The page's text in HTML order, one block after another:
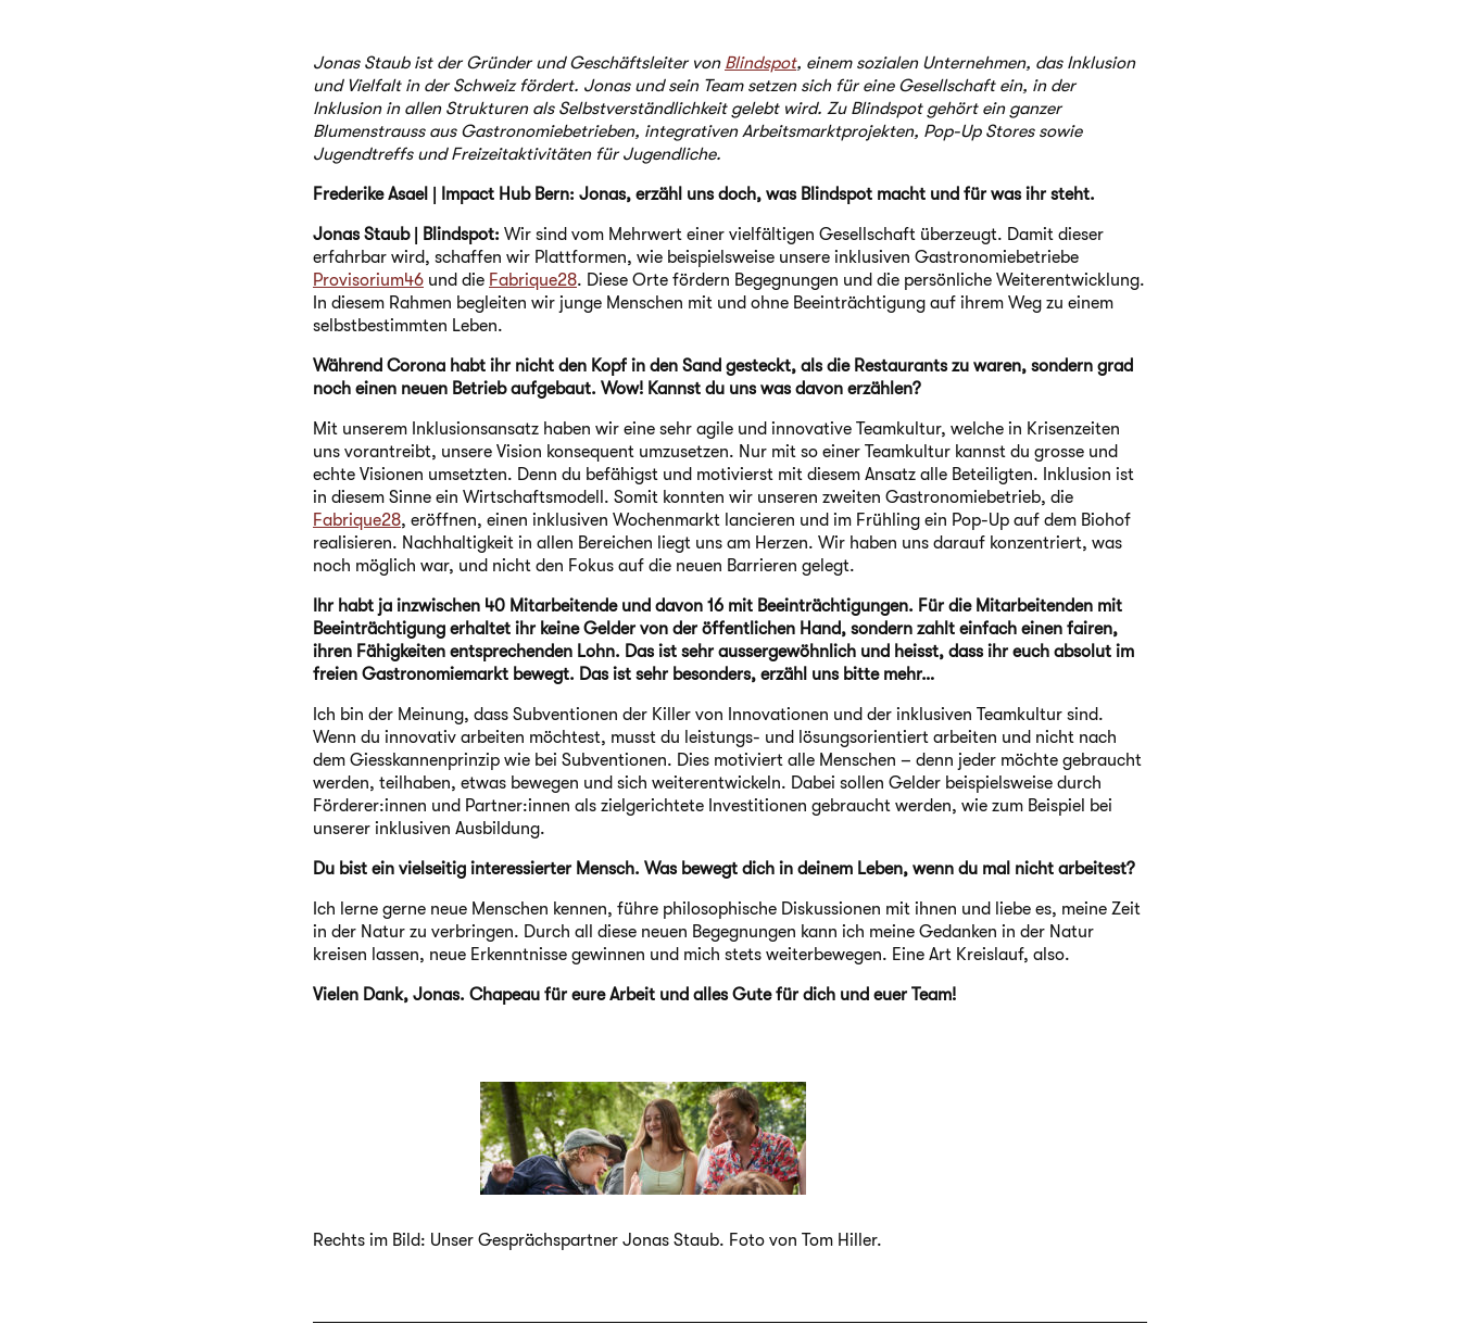
Jonas Staub ist der Gründer und Geschäftsleiter von Blindspot, einem sozialen Unternehmen, das Inklusion
und Vielfalt in der Schweiz fördert. Jonas und sein Team setzen sich für eine Gesellschaft ein, in der
Inklusion in allen Strukturen als Selbstverständlichkeit gelebt wird. Zu Blindspot gehört ein ganzer
Blumenstrauss aus Gastronomiebetrieben, integrativen Arbeitsmarktprojekten, Pop-Up Stores sowie
Jugendtreffs und Freizeitaktivitäten für Jugendliche.
Frederike Asael | Impact Hub Bern: Jonas, erzähl uns doch, was Blindspot macht und für was ihr steht.
Jonas Staub | Blindspot: Wir sind vom Mehrwert einer vielfältigen Gesellschaft überzeugt. Damit dieser
erfahrbar wird, schaffen wir Plattformen, wie beispielsweise unsere inklusiven Gastronomiebetriebe
Provisorium46 und die Fabrique28. Diese Orte fördern Begegnungen und die persönliche Weiterentwicklung.
In diesem Rahmen begleiten wir junge Menschen mit und ohne Beeinträchtigung auf ihrem Weg zu einem
selbstbestimmten Leben.
Während Corona habt ihr nicht den Kopf in den Sand gesteckt, als die Restaurants zu waren, sondern grad
noch einen neuen Betrieb aufgebaut. Wow! Kannst du uns was davon erzählen?
Mit unserem Inklusionsansatz haben wir eine sehr agile und innovative Teamkultur, welche in Krisenzeiten
uns vorantreibt, unsere Vision konsequent umzusetzen. Nur mit so einer Teamkultur kannst du grosse und
echte Visionen umsetzten. Denn du befähigst und motivierst mit diesem Ansatz alle Beteiligten. Inklusion ist
in diesem Sinne ein Wirtschaftsmodell. Somit konnten wir unseren zweiten Gastronomiebetrieb, die
Fabrique28, eröffnen, einen inklusiven Wochenmarkt lancieren und im Frühling ein Pop-Up auf dem Biohof
realisieren. Nachhaltigkeit in allen Bereichen liegt uns am Herzen. Wir haben uns darauf konzentriert, was
noch möglich war, und nicht den Fokus auf die neuen Barrieren gelegt.
Ihr habt ja inzwischen 40 Mitarbeitende und davon 16 mit Beeinträchtigungen. Für die Mitarbeitenden mit
Beeinträchtigung erhaltet ihr keine Gelder von der öffentlichen Hand, sondern zahlt einfach einen fairen,
ihren Fähigkeiten entsprechenden Lohn. Das ist sehr aussergewöhnlich und heisst, dass ihr euch absolut im
freien Gastronomiemarkt bewegt. Das ist sehr besonders, erzähl uns bitte mehr…
Ich bin der Meinung, dass Subventionen der Killer von Innovationen und der inklusiven Teamkultur sind.
Wenn du innovativ arbeiten möchtest, musst du leistungs- und lösungsorientiert arbeiten und nicht nach
dem Giesskannenprinzip wie bei Subventionen. Dies motiviert alle Menschen – denn jeder möchte gebraucht
werden, teilhaben, etwas bewegen und sich weiterentwickeln. Dabei sollen Gelder beispielsweise durch
Förderer:innen und Partner:innen als zielgerichtete Investitionen gebraucht werden, wie zum Beispiel bei
unserer inklusiven Ausbildung.
Du bist ein vielseitig interessierter Mensch. Was bewegt dich in deinem Leben, wenn du mal nicht arbeitest?
Ich lerne gerne neue Menschen kennen, führe philosophische Diskussionen mit ihnen und liebe es, meine Zeit
in der Natur zu verbringen. Durch all diese neuen Begegnungen kann ich meine Gedanken in der Natur
kreisen lassen, neue Erkenntnisse gewinnen und mich stets weiterbewegen. Eine Art Kreislauf, also.
Vielen Dank, Jonas. Chapeau für eure Arbeit und alles Gute für dich und euer Team!
Rechts im Bild: Unser Gesprächspartner Jonas Staub. Foto von Tom Hiller.